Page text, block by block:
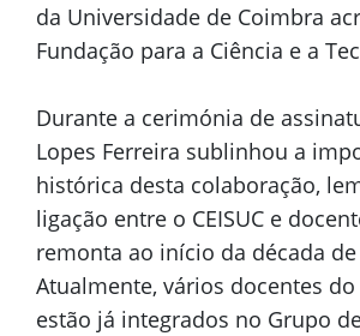
da Universidade de Coimbra
Fundação para a Ciência e a
Durante a cerimónia de
Lopes Ferreira sublinhou a
histórica desta colaboração,
ligação entre o CEISUC e
remonta ao início da década de
Atualmente, vários docentes
estão já integrados no Grupo